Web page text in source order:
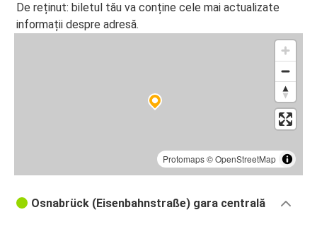
De reținut: biletul tău va conține cele mai actualizate
informații despre adresă.
Protomaps©OpenStreetMap
Osnabrück (Eisenbahnstraße) gara centrală